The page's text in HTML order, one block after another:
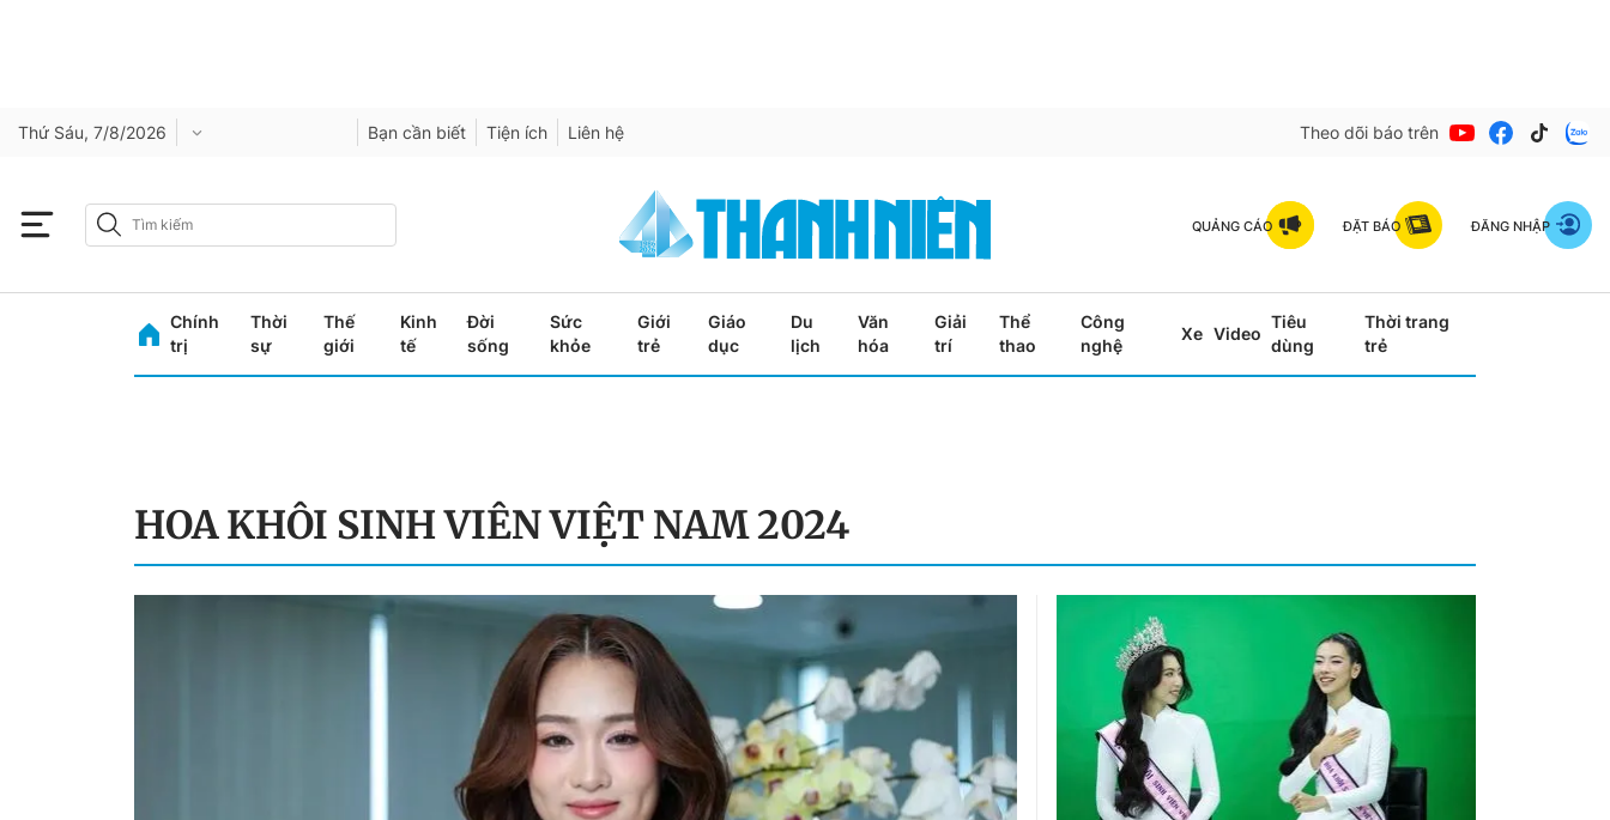
Thứ Sáu, 7/8/2026 Bạn cần biết Tiện ích Liên hệ Theo dõi báo trên
QUẢNG CÁO ĐẶT BÁO ĐĂNG NHẬP
Chính
trị
Thời
sự
Thế
giới
Kinh
tế
Đời
sống
Sức
khỏe
Giới
trẻ
Giáo
dục
Du
lịch
Văn
hóa
Giải
trí
Thể
thao
Công
nghệ
Xe Video
Tiêu
dùng
Thời trang
trẻ
HOA KHÔI SINH VIÊN VIỆT NAM 2024